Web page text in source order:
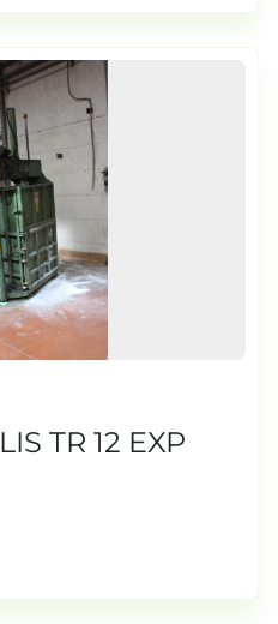
TR 12 EXP